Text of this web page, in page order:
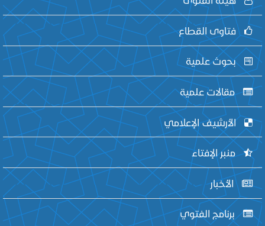
فتاوى القطاع
بحوث علمية
مقالات علمية
الأرشيف الإعلامي
منبر الإفتاء
الأخبار
برنامج الفتوي